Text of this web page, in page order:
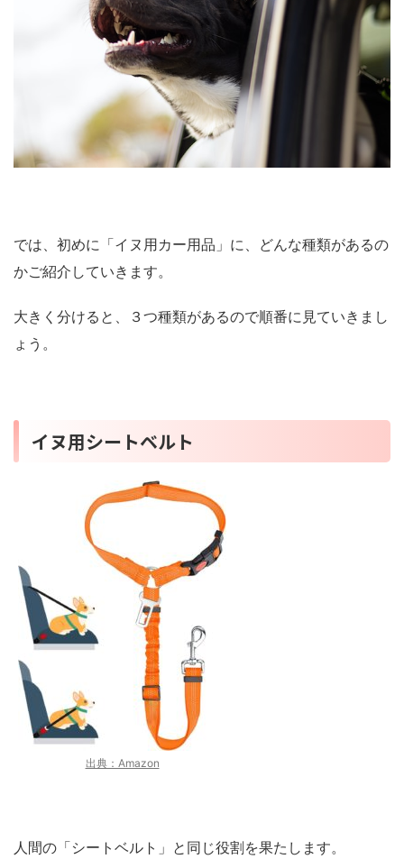
では、初めに「イヌ用カー用品」に、どんな種類があるの
かご紹介していきます。
大きく分けると、３つ種類があるので順番に見ていきまし
ょう。
イヌ用シートベルト
出典：Amazon
人間の「シートベルト」と同じ役割を果たします。